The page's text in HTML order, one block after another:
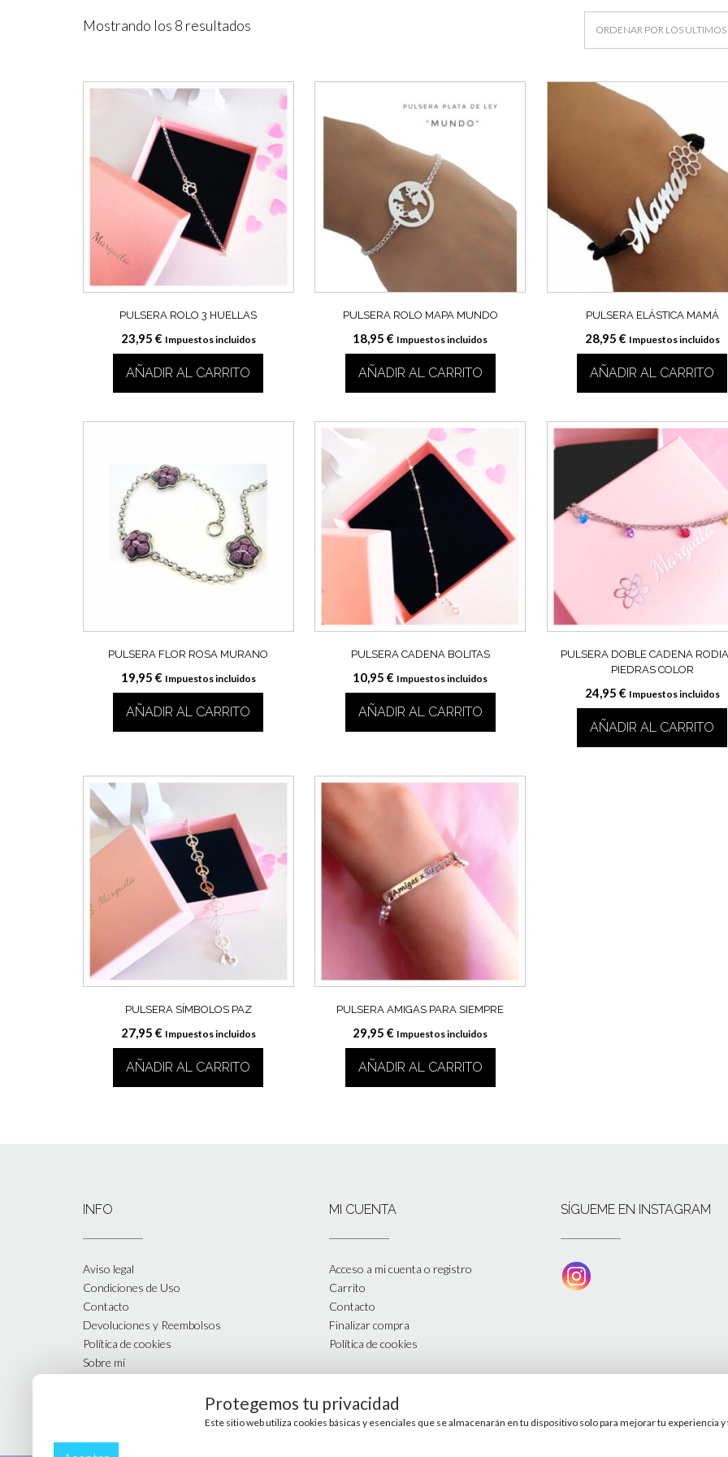
Mostrando los 8 resultados
últimos
PULSERA ROLO 3 HUELLAS
23,95 € Impuestos incluidos
AÑADIR AL CARRITO
PULSERA ROLO MAPA MUNDO
18,95€ Impuestos incluidos
AÑADIR AL CARRITO
PULSERA ELÁSTICA MAMÁ
28,95 € Impuestos incluidos
AÑADIR AL CARRITO
PULSERA FLOR ROSA MURANO
19,95 € Impuestos incluidos
AÑADIR AL CARRITO
PULSERA CADENA BOLITAS
10,95€ Impuestos incluidos
AÑADIR AL CARRITO
PULSERA DOBLE CADENA
PIEDRAS COLOR
24,95 € Impuestos incluidos
AÑADIR AL CARRITO
PULSERA SÍMBOLOS PAZ
27,95 € Impuestos incluidos
AÑADIR AL CARRITO
PULSERA AMIGAS PARA SIEMPRE
29,95€ Impuestos incluidos
AÑADIR AL CARRITO
INFO
Aviso legal
Condiciones de Uso
Contacto
Devoluciones y Reembolsos
Política de cookies
Sobre mí
MI CUENTA
Acceso a mi cuenta o registro
Carrito
Contacto
Finalizar compra
Política de cookies
SÍGUEME EN INSTAGRAM
Protegemos tu privacidad
Este sitio web utiliza cookies básicas y esenciales que se almacenarán en tu dispositivo solo para mejorar tu experiencia